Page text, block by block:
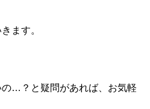
ます。
の…？と疑問があれば、お気軽